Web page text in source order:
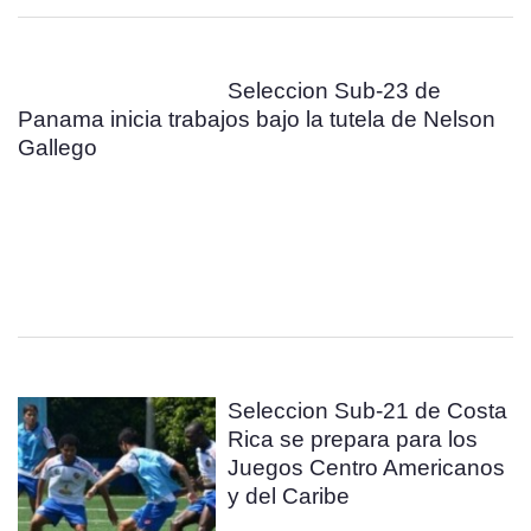
Seleccion Sub-23 de
Panama inicia trabajos bajo la tutela de Nelson
Gallego
Seleccion Sub-21 de Costa
Rica se prepara para los
Juegos Centro Americanos
y del Caribe